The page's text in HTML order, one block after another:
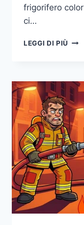
frigorifero
ci…
LEGGI DI PIÙ GLI
DI